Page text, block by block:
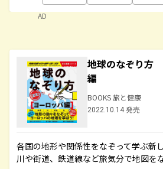
AD
地球のなぞり
編
BOOKS 旅と健康
2022.10.14 発売
各国の地形や関係性をなぞって学ぶ新
川や街道、鉄道線など旅気分で地図を